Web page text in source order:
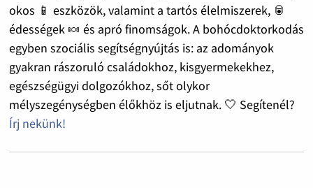
okos 📱 eszközök, valamint a tartós élelmiszerek, 🥫
édességek 🍬 és apró finomságok. A bohócdoktorkodás
egyben szociális segítségnyújtás is: az adományok
gyakran rászoruló családokhoz, kisgyermekekhez,
egészségügyi dolgozókhoz, sőt olykor
mélyszegénységben élőkhöz is eljutnak. 🤍 Segítenél?
Írj nekünk!